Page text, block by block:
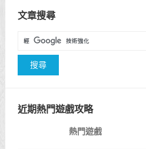
文章搜尋
近期熱門遊戲攻略
熱門遊戲